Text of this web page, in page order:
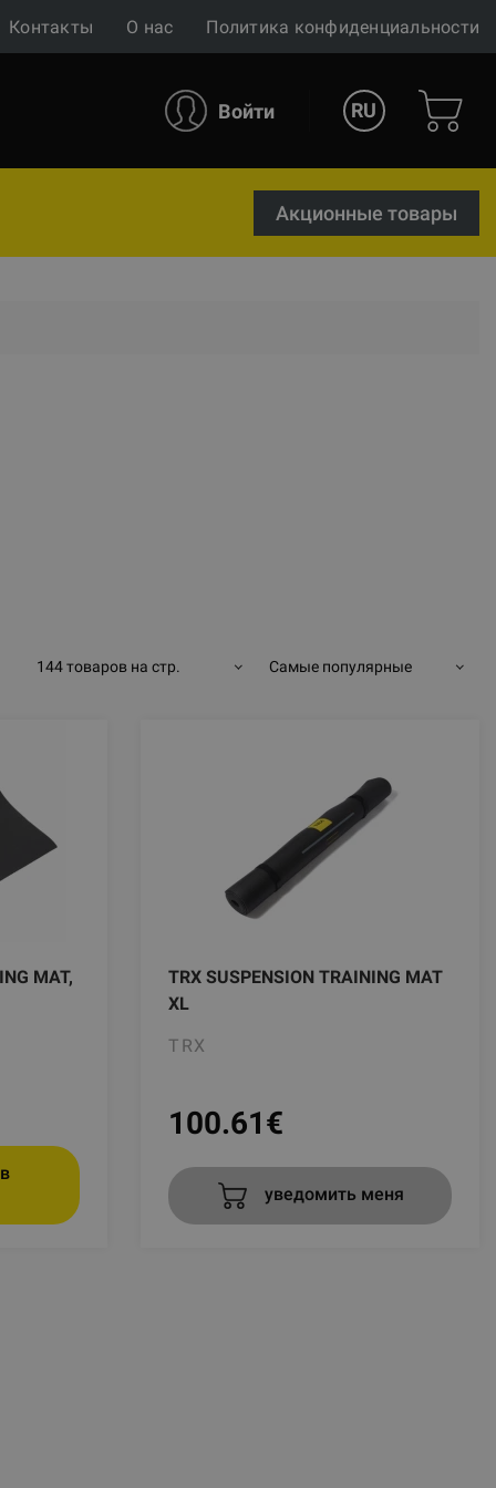
Контакты О нас Политика конфиденциальности
Войти RU
Акционные товары
144 товаров на стр. Самые популярные
MAT,
TRX SUSPENSION TRAINING MAT
XL
TRX
100.61€
уведомить меня